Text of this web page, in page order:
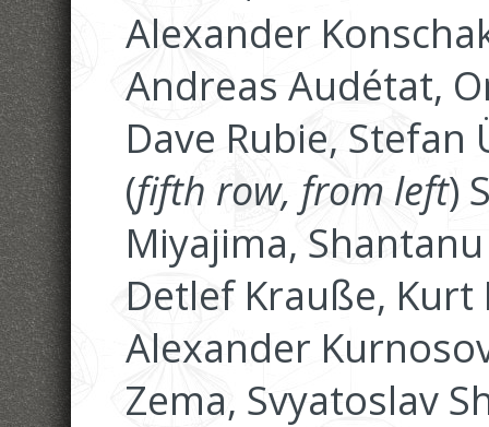
Alexander
Andreas Audétat,
Dave Rubie, Stefan
(fifth row, from left)
Miyajima,
Detlef Krauße, Kurt
Alexander
Zema, Svyatoslav